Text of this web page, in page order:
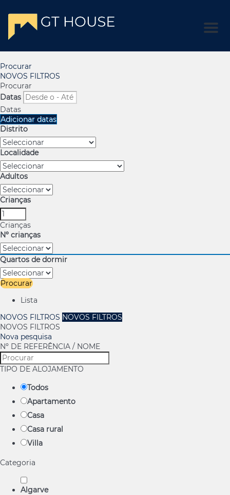
Menú
Procurar
NOVOS FILTROS
Procurar
Datas
Datas
Adicionar datas
Distrito
Localidade
Adultos
Crianças
Crianças
Nº crianças
Quartos de dormir
Procurar
Lista
NOVOS FILTROS NOVOS FILTROS
NOVOS FILTROS
Nova pesquisa
Nº DE REFERÊNCIA / NOME
TIPO DE ALOJAMENTO
Todos
Apartamento
Casa
Casa rural
Villa
Categoria
Algarve